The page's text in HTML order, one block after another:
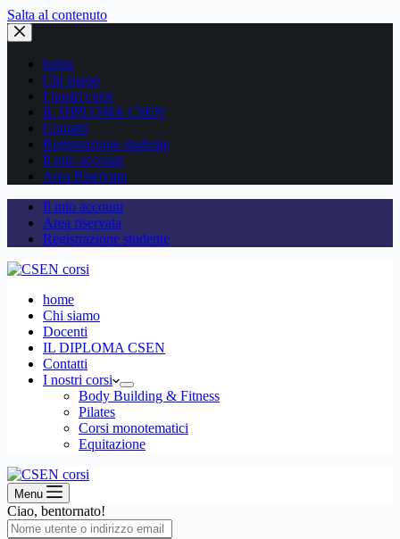
Salta al contenuto
home
Chi siamo
I nostri corsi
IL DIPLOMA CSEN
Contatti
Registrazione studente
Il mio account
Area Riservata
Il mio account
Area riservata
Registrazione studente
home
Chi siamo
Docenti
IL DIPLOMA CSEN
Contatti
I nostri corsi
Body Building & Fitness
Pilates
Corsi monotematici
Equitazione
Menu
Ciao, bentornato!